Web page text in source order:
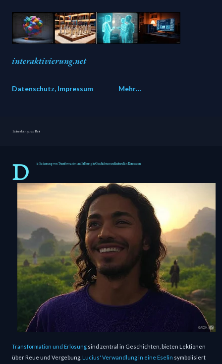
Direkt zum Hauptbereich
interaktivierung.net
Datenschutz, Impressum Mehr…
Bali und der ganze Rest
D ie Bedeutung von Transformation und Erlösung in Geschichten und kulturellen Kontexten
Transformation und Erlösung sind zentral in Geschichten, bieten Lektionen
über Reue und Vergebung. Lucius' Verwandlung in eine Eselin symbolisiert